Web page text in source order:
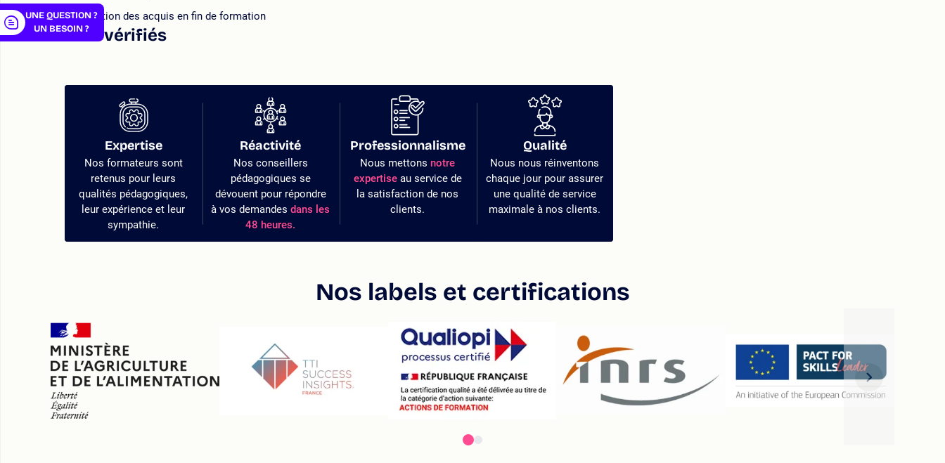
Évaluation des acquis en fin de formation
Avis vérifiés
Expertise
Nos formateurs sont
retenus pour leurs
qualités pédagogiques,
leur expérience et leur
sympathie.
Réactivité
Nos conseillers
pédagogiques se
dévouent pour répondre
à vos demandes dans les
48 heures.
Professionnalisme
Nous mettons notre
expertiseau service de
la satisfaction de nos
clients.
Qualité
Nous nous réinventons
chaque jour pour assurer
une qualité de service
maximale à nos clients.
Nos labels et certifications
UNE QUESTION ?
UN BESOIN ?